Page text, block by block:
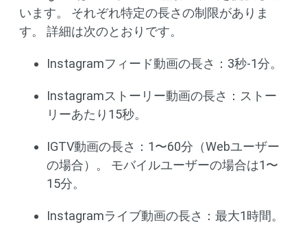
います。 それぞれ特定の長さの制限がありま
す。 詳細は次のとおりです。
Instagramフィード動画の長さ：3秒-1分。
Instagramストーリー動画の長さ：ストー
リーあたり15秒。
IGTV動画の長さ：1〜60分（Webユーザー
の場合）。 モバイルユーザーの場合は1〜
15分。
Instagramライブ動画の長さ：最大1時間。